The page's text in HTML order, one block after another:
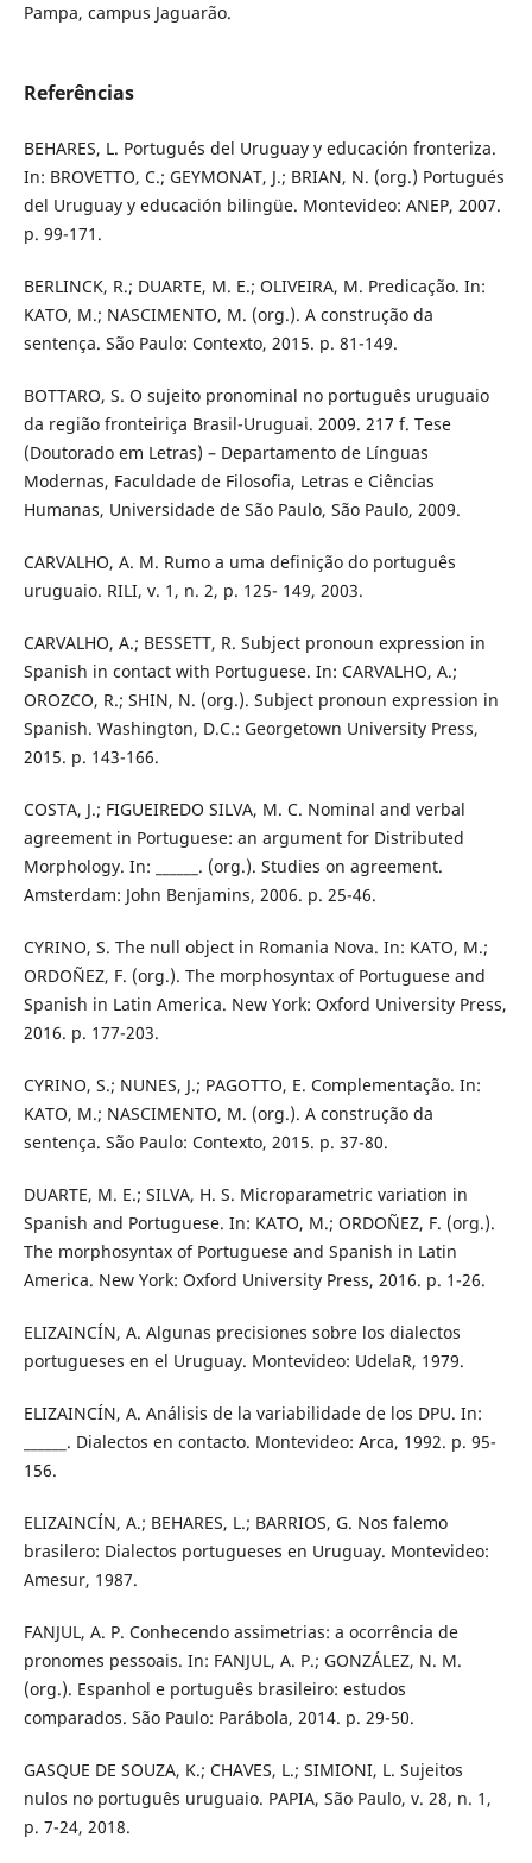
Pampa, campus Jaguarão.
Referências
BEHARES, L. Portugués del Uruguay y educación fronteriza.
In: BROVETTO, C.; GEYMONAT, J.; BRIAN, N. (org.) Portugués
del Uruguay y educación bilingüe. Montevideo: ANEP, 2007.
p. 99-171.
BERLINCK, R.; DUARTE, M. E.; OLIVEIRA, M. Predicação. In:
KATO, M.; NASCIMENTO, M. (org.). A construção da
sentença. São Paulo: Contexto, 2015. p. 81-149.
BOTTARO, S. O sujeito pronominal no português uruguaio
da região fronteiriça Brasil-Uruguai. 2009. 217 f. Tese
(Doutorado em Letras) – Departamento de Línguas
Modernas, Faculdade de Filosofia, Letras e Ciências
Humanas, Universidade de São Paulo, São Paulo, 2009.
CARVALHO, A. M. Rumo a uma definição do português
uruguaio. RILI, v. 1, n. 2, p. 125- 149, 2003.
CARVALHO, A.; BESSETT, R. Subject pronoun expression in
Spanish in contact with Portuguese. In: CARVALHO, A.;
OROZCO, R.; SHIN, N. (org.). Subject pronoun expression in
Spanish. Washington, D.C.: Georgetown University Press,
2015. p. 143-166.
COSTA, J.; FIGUEIREDO SILVA, M. C. Nominal and verbal
agreement in Portuguese: an argument for Distributed
Morphology. In: ______. (org.). Studies on agreement.
Amsterdam: John Benjamins, 2006. p. 25-46.
CYRINO, S. The null object in Romania Nova. In: KATO, M.;
ORDOÑEZ, F. (org.). The morphosyntax of Portuguese and
Spanish in Latin America. New York: Oxford University Press,
2016. p. 177-203.
CYRINO, S.; NUNES, J.; PAGOTTO, E. Complementação. In:
KATO, M.; NASCIMENTO, M. (org.). A construção da
sentença. São Paulo: Contexto, 2015. p. 37-80.
DUARTE, M. E.; SILVA, H. S. Microparametric variation in
Spanish and Portuguese. In: KATO, M.; ORDOÑEZ, F. (org.).
The morphosyntax of Portuguese and Spanish in Latin
America. New York: Oxford University Press, 2016. p. 1-26.
ELIZAINCÍN, A. Algunas precisiones sobre los dialectos
portugueses en el Uruguay. Montevideo: UdelaR, 1979.
ELIZAINCÍN, A. Análisis de la variabilidade de los DPU. In:
______. Dialectos en contacto. Montevideo: Arca, 1992. p. 95-
156.
ELIZAINCÍN, A.; BEHARES, L.; BARRIOS, G. Nos falemo
brasilero: Dialectos portugueses en Uruguay. Montevideo:
Amesur, 1987.
FANJUL, A. P. Conhecendo assimetrias: a ocorrência de
pronomes pessoais. In: FANJUL, A. P.; GONZÁLEZ, N. M.
(org.). Espanhol e português brasileiro: estudos
comparados. São Paulo: Parábola, 2014. p. 29-50.
GASQUE DE SOUZA, K.; CHAVES, L.; SIMIONI, L. Sujeitos
nulos no português uruguaio. PAPIA, São Paulo, v. 28, n. 1,
p. 7-24, 2018.